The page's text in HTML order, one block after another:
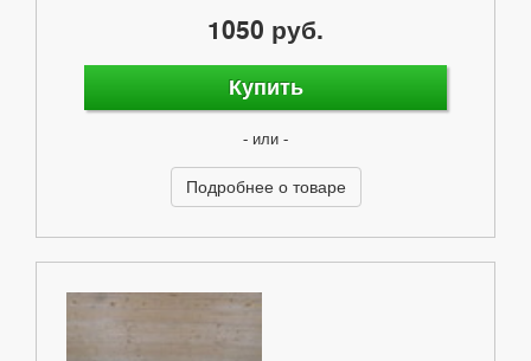
1050 руб.
Купить
- или -
Подробнее о товаре